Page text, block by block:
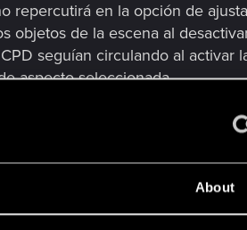
About
repercutirá en la opción de
objetos de la escena al
seguían circulando al activar
aspecto seleccionada.
no aparecía cuando V
junto al armario o el alijo, el
antes de guardar un archivo
con la aparición de